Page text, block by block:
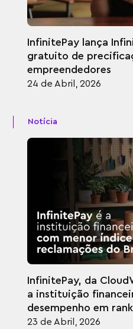
InfinitePay lança
gratuito de
empreendedores
24 de Abril, 2026
Notícia
InfinitePay, da
a instituição
desempenho em
23 de Abril, 2026